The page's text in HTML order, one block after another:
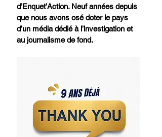
d’Enquet’Action. Neuf années depuis
que nous avons osé doter le pays
d’un média dédié à l’investigation et
au journalisme de fond.